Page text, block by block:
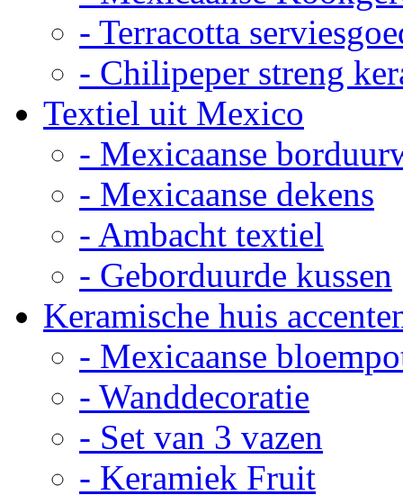
- Terracotta
- Chilipeper streng
Textiel uit Mexico
- Mexicaanse
- Mexicaanse dekens
- Ambacht textiel
- Geborduurde kussen
Keramische huis
- Mexicaanse
- Wanddecoratie
- Set van 3 vazen
- Keramiek Fruit